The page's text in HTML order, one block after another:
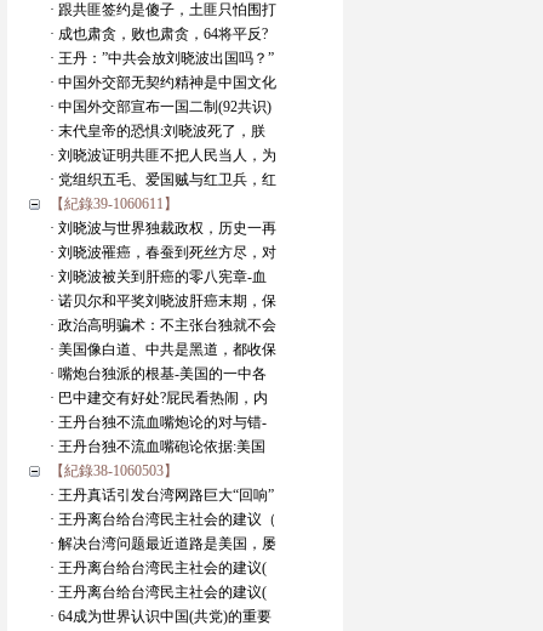
· 跟共匪签约是傻子，土匪只怕围打
· 成也肃贪，败也肃贪，64将平反?
· 王丹：”中共会放刘晓波出国吗？”
· 中国外交部无契约精神是中国文化
· 中国外交部宣布一国二制(92共识)
· 末代皇帝的恐惧:刘晓波死了，朕
· 刘晓波证明共匪不把人民当人，为
· 党组织五毛、爱国贼与红卫兵，红
【紀錄39-1060611】
· 刘晓波与世界独裁政权，历史一再
· 刘晓波罹癌，春蚕到死丝方尽，对
· 刘晓波被关到肝癌的零八宪章-血
· 诺贝尔和平奖刘晓波肝癌末期，保
· 政治高明骗术：不主张台独就不会
· 美国像白道、中共是黑道，都收保
· 嘴炮台独派的根基-美国的一中各
· 巴中建交有好处?屁民看热闹，内
· 王丹台独不流血嘴炮论的对与错-
· 王丹台独不流血嘴砲论依据:美国
【紀錄38-1060503】
· 王丹真话引发台湾网路巨大“回响”
· 王丹离台给台湾民主社会的建议（
· 解决台湾问题最近道路是美国，屡
· 王丹离台给台湾民主社会的建议(
· 王丹离台给台湾民主社会的建议(
· 64成为世界认识中国(共党)的重要